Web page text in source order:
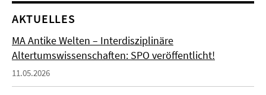
AKTUELLES
MA Antike Welten – Interdisziplinäre
Altertumswissenschaften: SPO veröffentlicht!
11.05.2026